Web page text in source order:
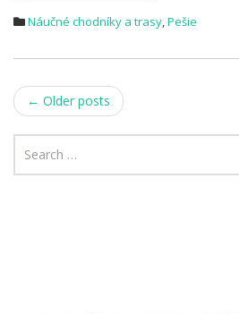
Náučné chodníky a trasy,Pešie
Post
navigation
← Older posts